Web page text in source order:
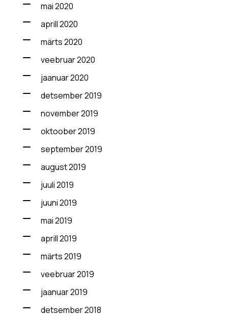
mai 2020
aprill 2020
märts 2020
veebruar 2020
jaanuar 2020
detsember 2019
november 2019
oktoober 2019
september 2019
august 2019
juuli 2019
juuni 2019
mai 2019
aprill 2019
märts 2019
veebruar 2019
jaanuar 2019
detsember 2018